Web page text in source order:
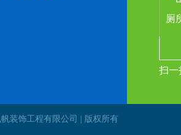
扫一
装饰工程有限公司 | 版权所有